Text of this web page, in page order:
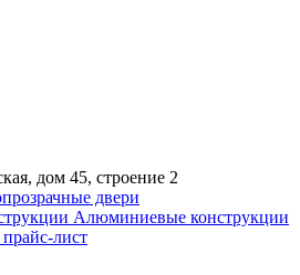
дом 45, строение 2
двери
Алюминиевые конструкции
лист